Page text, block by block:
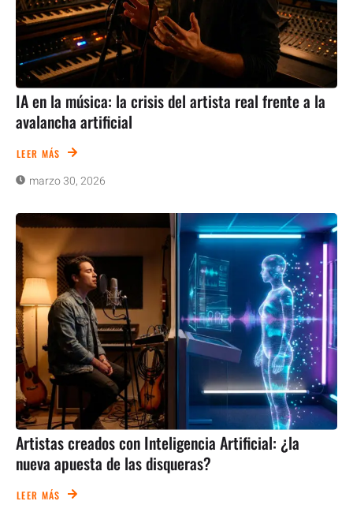
IA en la música: la crisis del artista real frente a la
avalancha artificial
LEER MÁS
marzo 30, 2026
Artistas creados con Inteligencia Artificial: ¿la
nueva apuesta de las disqueras?
LEER MÁS